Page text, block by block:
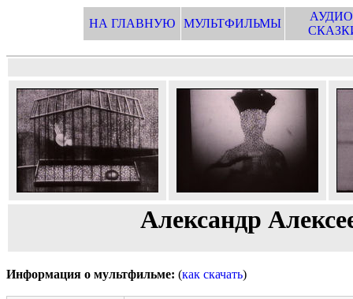
НА ГЛАВНУЮ МУЛЬТФИЛЬМЫ
Александр
Информация о мультфильме: (как скачать)